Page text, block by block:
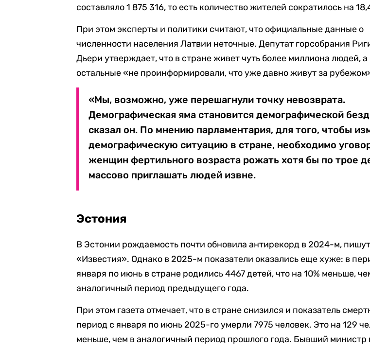
составляло 1 875 316, то есть количество жителей сократилось на
При этом эксперты и политики считают, что официальные данные о
численности населения Латвии неточные. Депутат горсобрания
Дьери утверждает, что в стране живет чуть более миллиона людей, а
остальные «не проинформировали, что уже давно живут за
«Мы, возможно, уже перешагнули точку невозврата.
Демографическая яма становится демографической
сказал он. По мнению парламентария, для того, чтобы
демографическую ситуацию в стране, необходимо
женщин фертильного возраста рожать хотя бы по трое
массово приглашать людей извне.
Эстония
В Эстонии рождаемость почти обновила антирекорд в 2024-м, пишут
«Известия». Однако в 2025-м показатели оказались еще хуже: в
января по июнь в стране родились 4467 детей, что на 10% меньше,
аналогичный период предыдущего года.
При этом газета отмечает, что в стране снизился и показатель
период с января по июнь 2025-го умерли 7975 человек. Это на 129
меньше, чем в аналогичный период прошлого года. Бывший министр